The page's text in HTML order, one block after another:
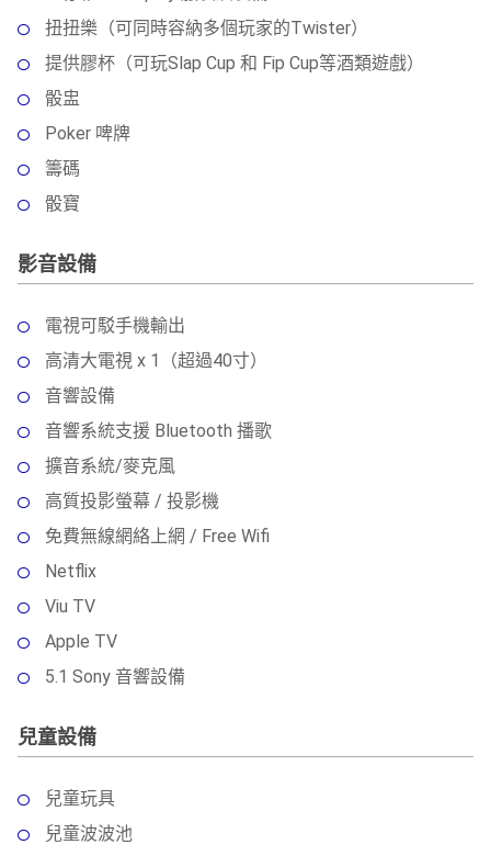
扭扭樂（可同時容納多個玩家的Twister）
提供膠杯（可玩Slap Cup 和 Fip Cup等酒類遊戲）
骰盅
Poker 啤牌
籌碼
骰寶
影音設備
電視可駁手機輸出
高清大電視 x 1（超過40寸）
音響設備
音響系統支援 Bluetooth 播歌
擴音系統/麥克風
高質投影螢幕 / 投影機
免費無線網絡上網 / Free Wifi
Netflix
Viu TV
Apple TV
5.1 Sony 音響設備
兒童設備
兒童玩具
兒童波波池